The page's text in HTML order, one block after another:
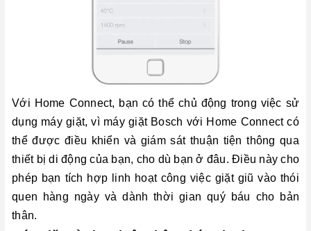
Với Home Connect, bạn có thể chủ động trong việc sử
dụng máy giặt, vì máy giặt Bosch với Home Connect có
thể được điều khiển và giám sát thuận tiện thông qua
thiết bị di động của bạn, cho dù bạn ở đâu. Điều này cho
phép bạn tích hợp linh hoạt công việc giặt giũ vào thói
quen hàng ngày và dành thời gian quý báu cho bản
thân.